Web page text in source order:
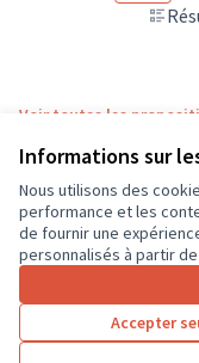
Informations sur
Nous utilisons des
performance et les
de fournir une
personnalisés à partir
Accepter
Voir toutes les
Conditions d'utilisation
Paramètres des cookies
CD37 sur X
(Lien externe)
CD37 sur Facebook
CD37 surCD37 sur
(Lien